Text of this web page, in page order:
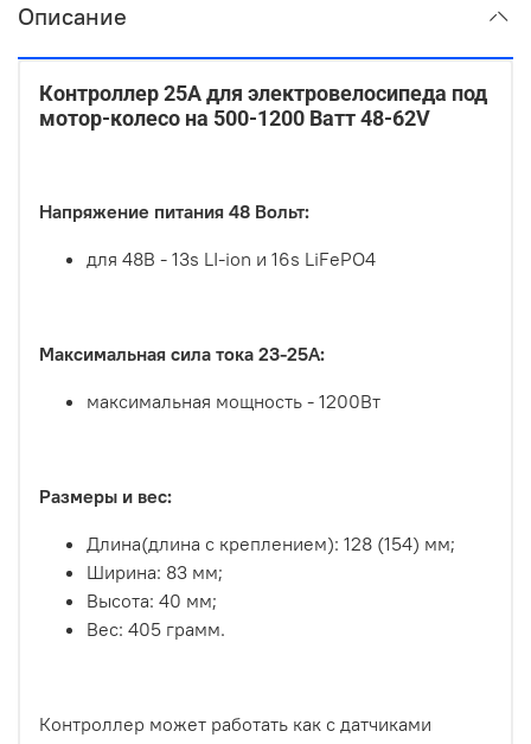
Описание
Контроллер 25А для электровелосипеда под
мотор-колесо на 500-1200 Ватт 48-62V
Напряжение питания 48 Вольт:
для 48В - 13s LI-ion и 16s LiFePO4
Максимальная сила тока 23-25А:
максимальная мощность - 1200Вт
Размеры и вес:
Длина(длина с креплением): 128 (154) мм;
Ширина: 83 мм;
Высота: 40 мм;
Вес: 405 грамм.
Контроллер может работать как с датчиками